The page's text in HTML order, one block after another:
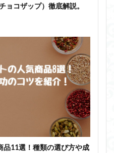
ョコザップ）徹底解説。
品11選！種類の選び方や成